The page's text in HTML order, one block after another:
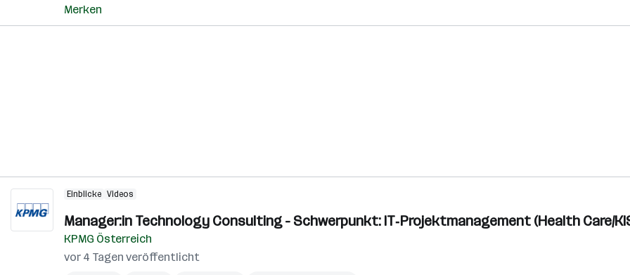
Merken
Einblicke Videos
Manager:in Technology Consulting - Schwerpunkt: IT‑Projektmanagement (Health Care/
KPMG Österreich
vor 4 Tagen veröffentlicht